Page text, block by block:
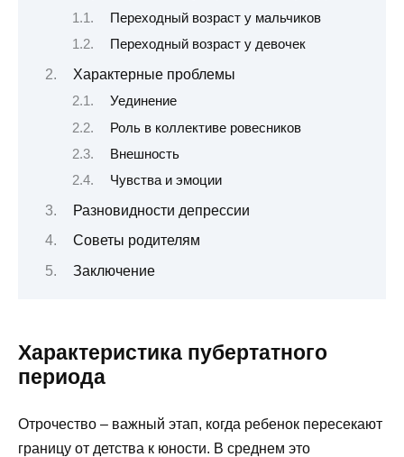
Переходный возраст у мальчиков
Переходный возраст у девочек
Характерные проблемы
Уединение
Роль в коллективе ровесников
Внешность
Чувства и эмоции
Разновидности депрессии
Советы родителям
Заключение
Характеристика пубертатного
периода
Отрочество – важный этап, когда ребенок пересекают
границу от детства к юности. В среднем это